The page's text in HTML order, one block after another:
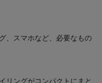
、スマホなど、必要なもの
リングがコンパクトにまと